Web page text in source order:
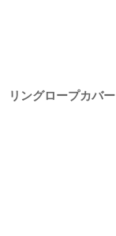
リングロープカバー